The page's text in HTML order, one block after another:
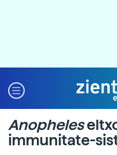
Anopheles
immunitate-